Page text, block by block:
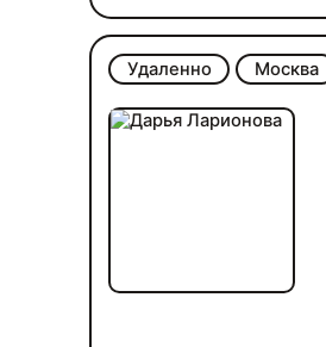
Удаленно Москва